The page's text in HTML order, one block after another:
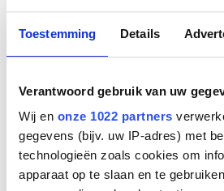
Toestemming Details
Verantwoord gebruik van uw
Wij en onze 1022 partners
gegevens (bijv. uw IP-adres) met
technologieën zoals cookies om
apparaat op te slaan en te
Voor toelating in het register dien je
afgelegd of door middel van een video.
Tijdens deze module III wordt je
assessmentvideo op te nemen. Soms
de rollenspelen met acteurs een
die naar oordeel van de trainer,